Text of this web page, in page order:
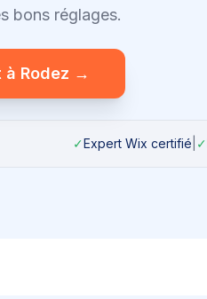
bons réglages.
à Rodez →
✓Expert Wix certifié ✓